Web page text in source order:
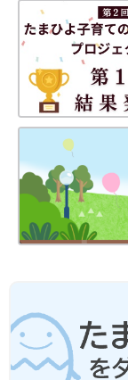
なテクで解決。
予防接種や乳幼児
目安などもわかり
切り取って使え
つき。